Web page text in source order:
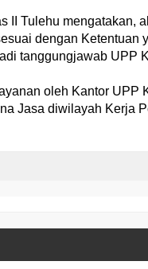
II Tulehu mengatakan,
dengan Ketentuan
tanggungjawab UPP
oleh Kantor UPP
Jasa diwilayah Kerja